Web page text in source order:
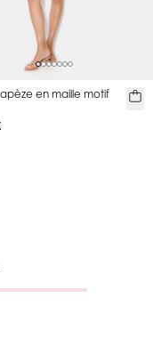
en maille motif